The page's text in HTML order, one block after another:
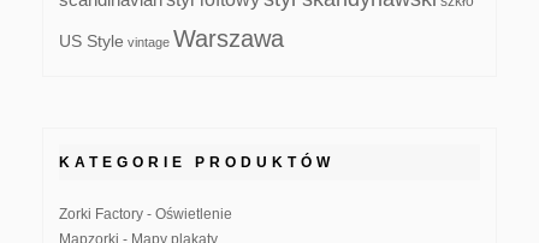
US Style vintage Warszawa
KATEGORIE PRODUKTÓW
Zorki Factory - Oświetlenie
Mapzorki - Mapy plakaty